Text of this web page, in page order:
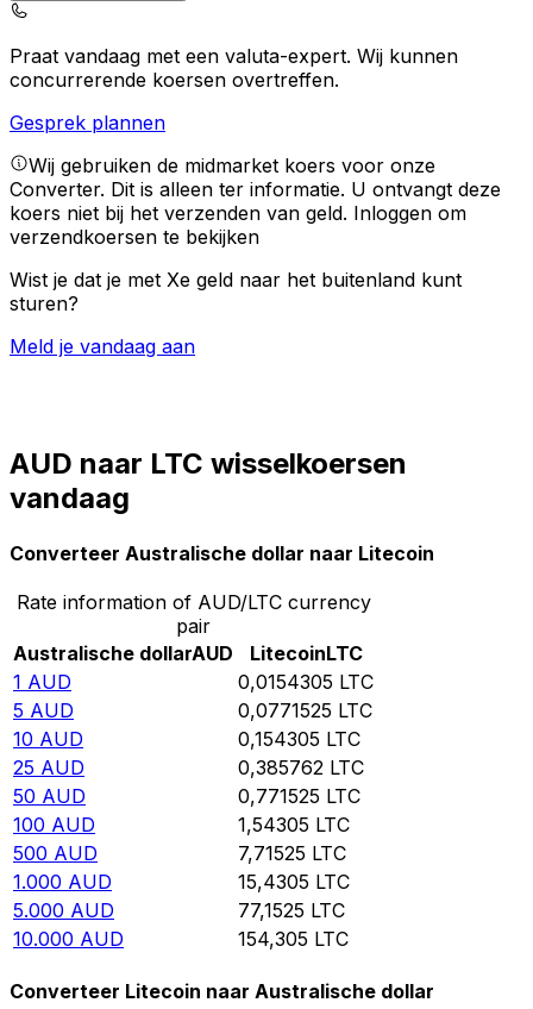
Praat vandaag met een valuta-expert. Wij kunnen
concurrerende koersen overtreffen.
Gesprek plannen
Wij gebruiken de midmarket koers voor onze
Converter. Dit is alleen ter informatie. U ontvangt deze
koers niet bij het verzenden van geld. Inloggen om
verzendkoersen te bekijken
Wist je dat je met Xe geld naar het buitenland kunt
sturen?
Meld je vandaag aan
AUD naar LTC wisselkoersen
vandaag
Converteer Australische dollar naar Litecoin
Rate information of AUD/LTC currency
pair
Australische dollarAUD LitecoinLTC
1 AUD 0,0154305 LTC
5 AUD 0,0771525 LTC
10 AUD 0,154305 LTC
25 AUD 0,385762 LTC
50 AUD 0,771525 LTC
100 AUD 1,54305 LTC
500 AUD 7,71525 LTC
1.000 AUD 15,4305 LTC
5.000 AUD 77,1525 LTC
10.000 AUD 154,305 LTC
Converteer Litecoin naar Australische dollar